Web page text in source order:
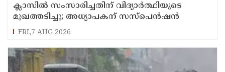
ക്ലാസിൽ സംസാരിച്ചതിന് വിദ്യാര്‍ത്ഥിയുടെ
മുഖത്തടിച്ചു; അധ്യാപകന് സസ്പെൻഷൻ
FRI,7 AUG 2026